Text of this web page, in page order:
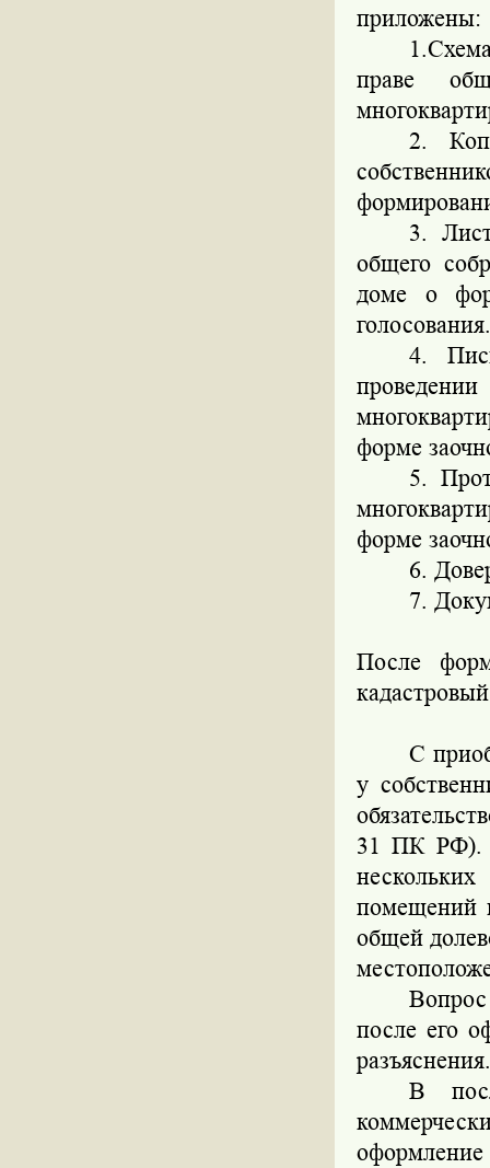
приложены:
праве
2.
3.
общего
доме о
голосования.
4.
форме
5.
форме
6.
7.
После
С
у
31 ПК РФ).
помещений
общей
после его
разъяснения.
В